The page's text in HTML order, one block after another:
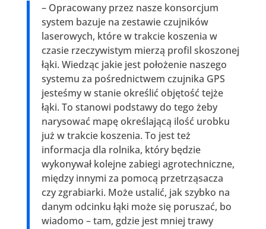
– Opracowany przez nasze konsorcjum
system bazuje na zestawie czujników
laserowych, które w trakcie koszenia w
czasie rzeczywistym mierzą profil skoszonej
łąki. Wiedząc jakie jest położenie naszego
systemu za pośrednictwem czujnika GPS
jesteśmy w stanie określić objętość tejże
łąki. To stanowi podstawy do tego żeby
narysować mapę określającą ilość urobku
już w trakcie koszenia. To jest też
informacja dla rolnika, który będzie
wykonywał kolejne zabiegi agrotechniczne,
między innymi za pomocą przetrząsacza
czy zgrabiarki. Może ustalić, jak szybko na
danym odcinku łąki może się poruszać, bo
wiadomo – tam, gdzie jest mniej trawy